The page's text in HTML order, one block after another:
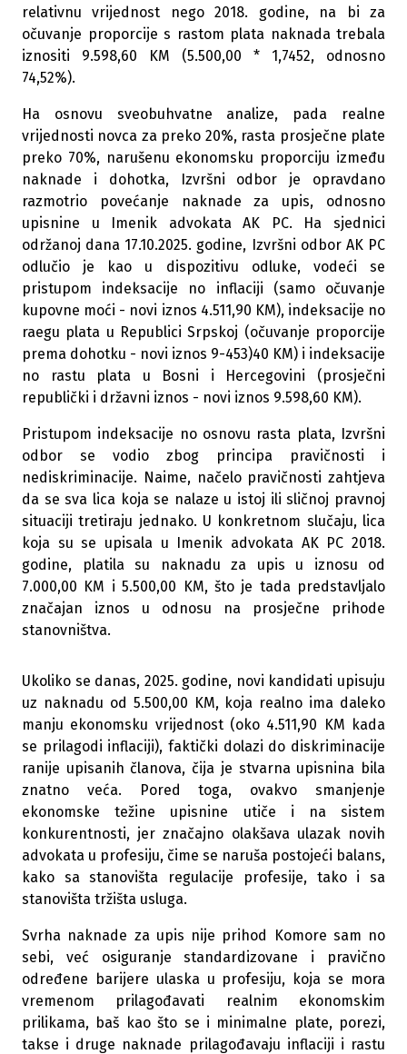
relativnu vrijednost nego 2018. godine, na bi za
očuvanje proporcije s rastom plata naknada trebala
iznositi 9.598,60 KM (5.500,00 * 1,7452, odnosno
74,52%).
Ha osnovu sveobuhvatne analize, pada realne
vrijednosti novca za preko 20%, rasta prosječne plate
preko 70%, narušenu ekonomsku proporciju između
naknade i dohotka, Izvršni odbor je opravdano
razmotrio povećanje naknade za upis, odnosno
upisnine u Imenik advokata AK PC. Ha sjednici
održanoj dana 17.10.2025. godine, Izvršni odbor AK PC
odlučio je kao u dispozitivu odluke, vodeći se
pristupom indeksacije no inflaciji (samo očuvanje
kupovne moći - novi iznos 4.511,90 KM), indeksacije no
raegu plata u Republici Srpskoj (očuvanje proporcije
prema dohotku - novi iznos 9-453)40 KM) i indeksacije
no rastu plata u Bosni i Hercegovini (prosječni
republički i državni iznos - novi iznos 9.598,60 KM).
Pristupom indeksacije no osnovu rasta plata, Izvršni
odbor se vodio zbog principa pravičnosti i
nediskriminacije. Naime, načelo pravičnosti zahtjeva
da se sva lica koja se nalaze u istoj ili sličnoj pravnoj
situaciji tretiraju jednako. U konkretnom slučaju, lica
koja su se upisala u Imenik advokata AK PC 2018.
godine, platila su naknadu za upis u iznosu od
7.000,00 KM i 5.500,00 KM, što je tada predstavljalo
značajan iznos u odnosu na prosječne prihode
stanovništva.
Ukoliko se danas, 2025. godine, novi kandidati upisuju
uz naknadu od 5.500,00 KM, koja realno ima daleko
manju ekonomsku vrijednost (oko 4.511,90 KM kada
se prilagodi inflaciji), faktički dolazi do diskriminacije
ranije upisanih članova, čija je stvarna upisnina bila
znatno veća. Pored toga, ovakvo smanjenje
ekonomske težine upisnine utiče i na sistem
konkurentnosti, jer značajno olakšava ulazak novih
advokata u profesiju, čime se naruša postojeći balans,
kako sa stanovišta regulacije profesije, tako i sa
stanovišta tržišta usluga.
Svrha naknade za upis nije prihod Komore sam no
sebi, već osiguranje standardizovane i pravično
određene barijere ulaska u profesiju, koja se mora
vremenom prilagođavati realnim ekonomskim
prilikama, baš kao što se i minimalne plate, porezi,
takse i druge naknade prilagođavaju inflaciji i rastu